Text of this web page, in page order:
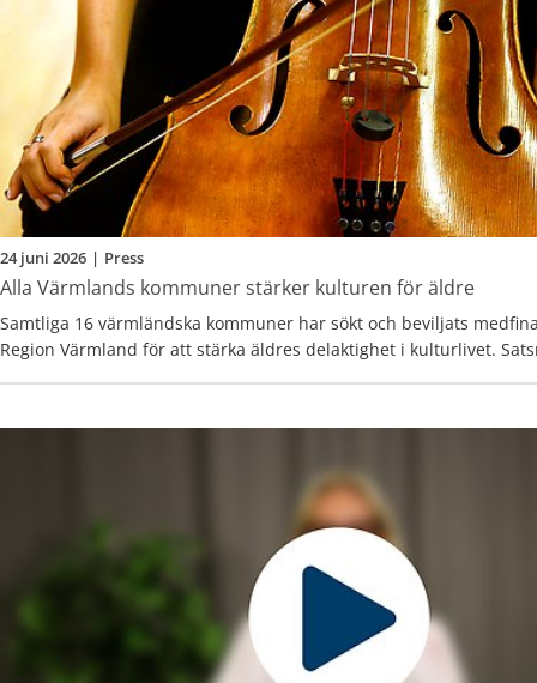
24 juni 2026 | Press
Alla Värmlands kommuner stärker kulturen för äldre
Samtliga 16 värmländska kommuner har sökt och beviljats
Region Värmland för att stärka äldres delaktighet i kulturlivet.